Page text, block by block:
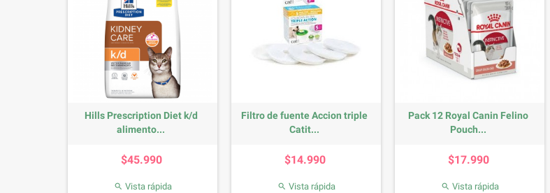
Hills Prescription Diet k/d
alimento...
$45.990
 Vista rápida
Filtro de fuente Accion triple
Catit...
$14.990
 Vista rápida
Pack 12 Royal Canin Felino
Pouch...
$17.990
 Vista rápida